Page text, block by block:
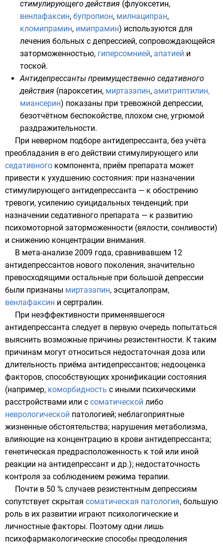
стимулирующего действия (флуоксетин,
венлафаксин, бупропион, милнаципран,
кломипрамин, имипрамин) используются для
лечения больных с депрессией, сопровождающейся
заторможенностью, гиперсомнией, апатией и
тоской.
Антидепрессанты преимущественно седативного
действия (пароксетин, миртазапин, амитриптилин,
миансерин) показаны при тревожной депрессии,
безотчётном беспокойстве, плохом сне, угрюмой
раздражительности.
При неверном подборе антидепрессанта, без учёта
преобладания в его действии стимулирующего или
седативного компонента, приём препарата может
привести к ухудшению состояния: при назначении
стимулирующего антидепрессанта — к обострению
тревоги, усилению суицидальных тенденций; при
назначении седативного препарата — к развитию
психомоторной заторможенности (вялости, сонливости)
и снижению концентрации внимания.
В мета-анализе 2009 года, сравнивавшем 12
антидепрессантов нового поколения, значительно
превосходящими остальные при большой депрессии
были признаны миртазапин, эсциталопрам,
венлафаксин и сертралин.
При неэффективности применявшегося
антидепрессанта следует в первую очередь попытаться
выяснить возможные причины резистентности. К таким
причинам могут относиться недостаточная доза или
длительность приёма антидепрессантов; недооценка
факторов, способствующих хронификации состояния
(например, коморбидность с иными психическими
расстройствами или с соматической либо
неврологической патологией; неблагоприятные
жизненные обстоятельства; нарушения метаболизма,
влияющие на концентрацию в крови антидепрессанта;
генетическая предрасположенность к той или иной
реакции на антидепрессант и др.); недостаточность
контроля за соблюдением режима терапии.
Почти в 50 % случаев резистентным депрессиям
сопутствует скрытая соматическая патология, большую
роль в их развитии играют психологические и
личностные факторы. Поэтому одни лишь
психофармакологические способы преодоления